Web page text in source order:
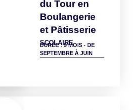
du Tour en
Boulangerie
et Pâtisserie
SCOLAIRE
DURÉE : 9 MOIS - DE
SEPTEMBRE À JUIN